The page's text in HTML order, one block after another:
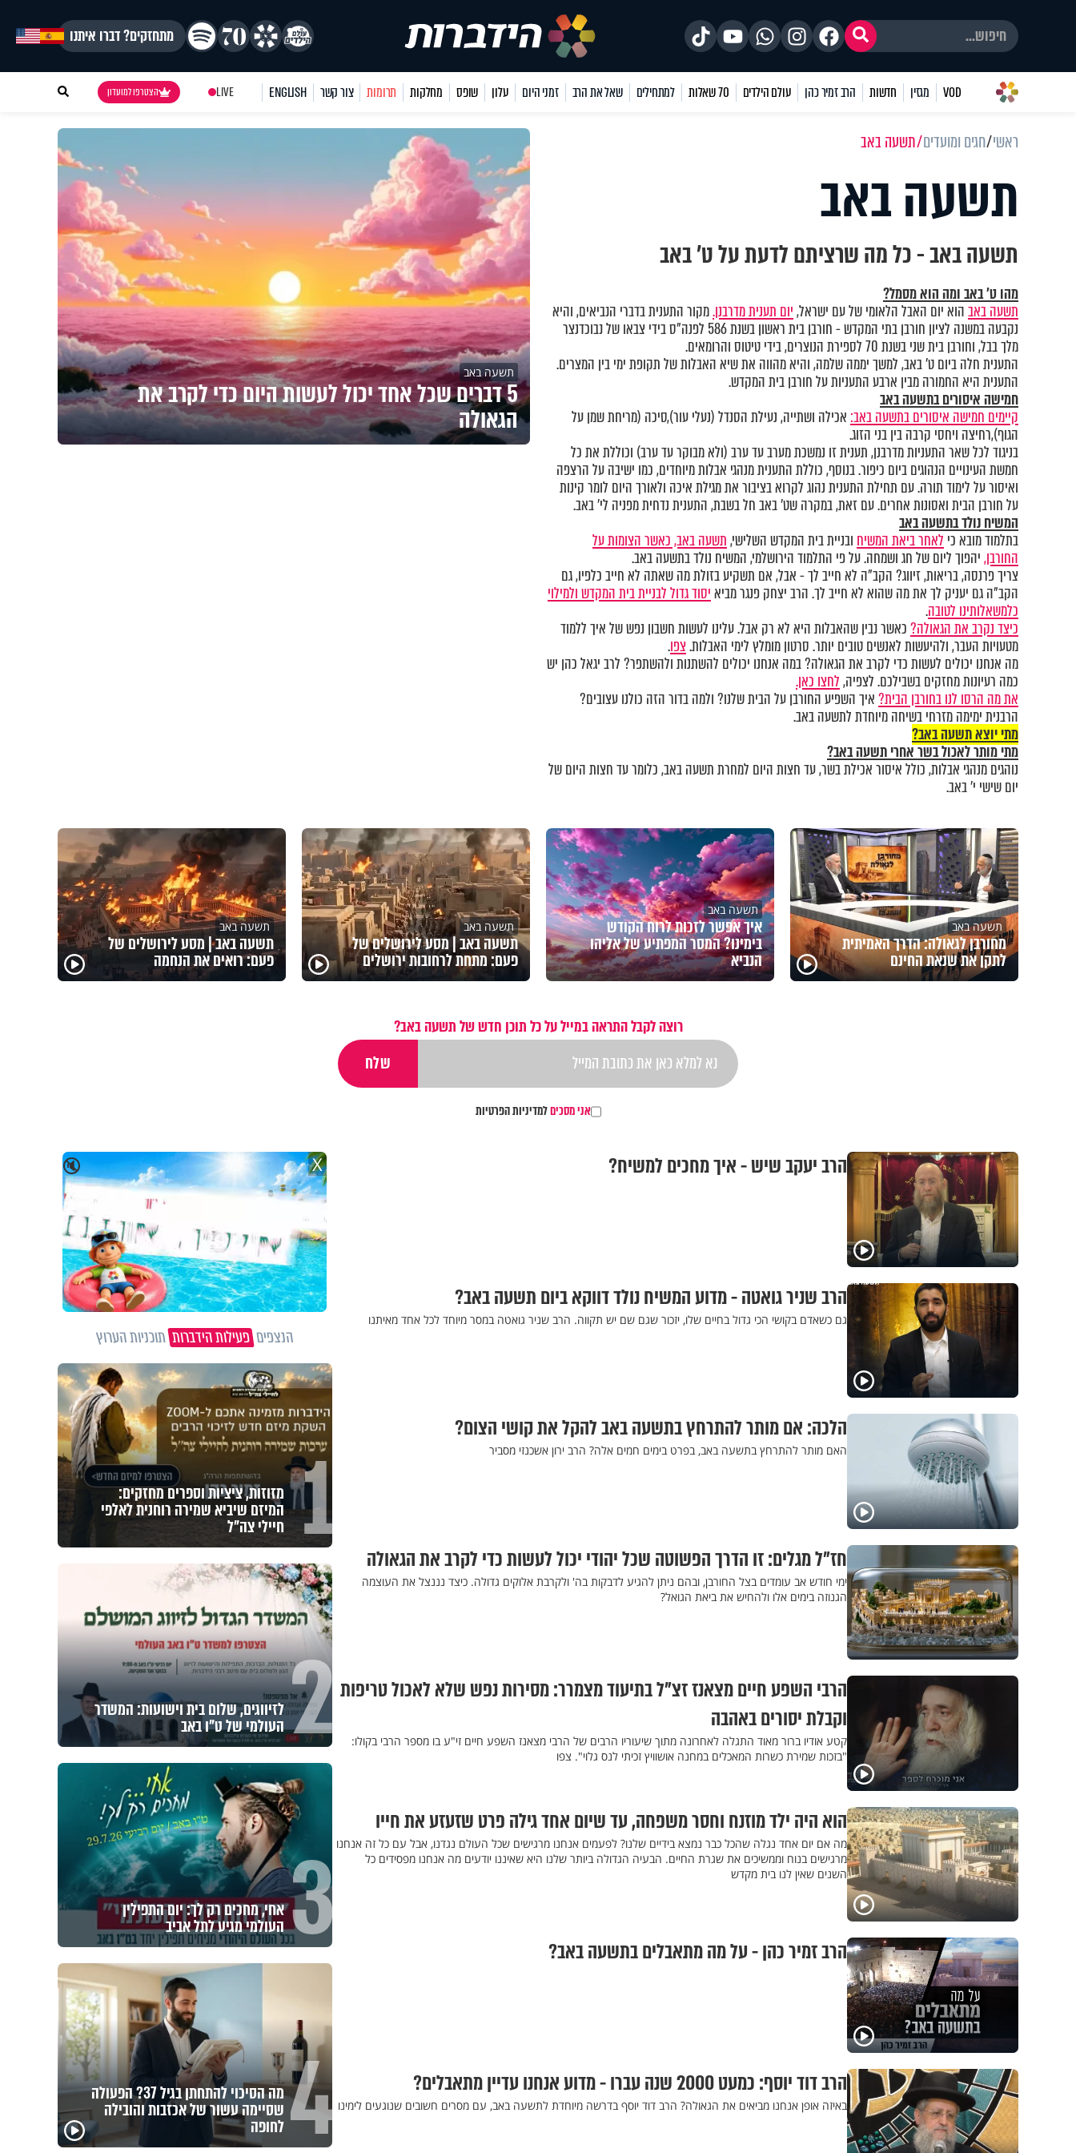
מתחזקים? דברו איתנו
VOD מגזין חדשות הרב זמיר כהן עולם הילדים 70 שאלות למתחילים שאל את הרב זמני היום עלון שופס מחלקות תרומות צור קשר ENGLISH
LIVE הצטרפו למועדון
ראשי חגים ומועדים תשעה באב
תשעה באב
תשעה באב - כל מה שרציתם לדעת על ט’ באב
מהו ט’ באב ומה הוא מסמל?
תשעה באבהוא יום האבל הלאומי של עם ישראל,יום תענית מדרבנן.מקור התענית בדברי הנביאים, והיא
נקבעה במשנה לציון חורבן בתי המקדש - חורבן בית ראשון בשנת 586 לפנה"ס בידי צבאו של נבוכדנצר
מלך בבל, וחורבן בית שני בשנת 70 לספירת הנוצרים, בידי טיטוס והרומאים.
התענית חלה ביום ט' באב, למשך יממה שלמה, והיא מהווה את שיא האבלות של תקופת ימי בין המצרים.
התענית היא החמורה מבין ארבע התעניות על חורבן בית המקדש.
חמישה איסורים בתשעה באב
קיימים חמישה איסורים בתשעה באב: אכילה ושתייה, נעילת הסנדל (נעלי עור),סיכה (מריחת שמן על
הגוף),רחיצה ויחסי קרבה בין בני הזוג.
בניגוד לכל שאר התעניות מדרבנן, תענית זו נמשכת מערב עד ערב (ולא מבוקר עד ערב) וכוללת את כל
חמשת העינויים הנהוגים ביום כיפור. בנוסף, כוללת התענית מנהגי אבלות מיוחדים, כמו ישיבה על הרצפה
ואיסור על לימוד תורה. עם תחילת התענית נהוג לקרוא בציבור את מגילת איכה ולאורך היום לומר קינות
על חורבן הבית ואסונות אחרים. עם זאת, במקרה שט' באב חל בשבת, התענית נדחית מפניה לי' באב.
המשיח נולד בתשעה באב
בתלמוד מובא כי לאחר ביאת המשיח ובניית בית המקדש השלישי,תשעה באב, כאשר הצומות על
החורבן,יהפוך ליום של חג ושמחה‏. על פי התלמוד הירושלמי, המשיח נולד בתשעה באב.
צריך פרנסה, בריאות, זיווג? הקב"ה לא חייב לך - אבל, אם תשקיע בזולת מה שאתה לא חייב כלפיו, גם
הקב"ה גם יעניק לך את מה שהוא לא חייב לך. הרב יצחק פנגר מביאיסוד גדול לבניית בית המקדש ולמילוי
כלמשאלותינו לטובה.
כיצד נקרב את הגאולה?כאשר נבין שהאבלות היא לא רק אבל. עלינו לעשות חשבון נפש של איך ללמוד
מטעויות העבר, ולהיעשות לאנשים טובים יותר. סרטון מומלץ לימי האבלות.צפו.
מה אנחנו יכולים לעשות כדי לקרב את הגאולה? במה אנחנו יכולים להשתנות ולהשתפר? לרב יגאל כהן יש
כמה רעיונות מחזקים בשבילכם. לצפיה,לחצו כאן.
את מה הרסו לנו בחורבן הבית?איך השפיע החורבן על הבית שלנו? ולמה בדור הזה כולנו עצובים?
הרבנית ימימה מזרחי בשיחה מיוחדת לתשעה באב.
מתי יוצא תשעה באב?
מתי מותר לאכול בשר אחרי תשעה באב?
נוהגים מנהגי אבלות, כולל איסור אכילת בשר, עד חצות היום למחרת תשעה באב, כלומר עד חצות היום של
יום שישי י' באב.
תשעה באב
5 דברים שכל אחד יכול לעשות היום כדי לקרב את
הגאולה
תשעה באב
מחורבן לגאולה: הדרך האמיתית
לתקן את שנאת החינם
תשעה באב
איך אפשר לזכות לרוח הקודש
בימינו? המסר המפתיע של אליהו
הנביא
תשעה באב
תשעה באב | מסע לירושלים של
פעם: מתחת לרחובות ירושלים
תשעה באב
תשעה באב | מסע לירושלים של
פעם: רואים את הנחמה
רוצה לקבל התראה במייל על כל תוכן חדש של תשעה באב?
אני מסכיםלמדיניות הפרטיות
הרב יעקב שיש - איך מחכים למשיח?
הרב שניר גואטה - מדוע המשיח נולד דווקא ביום תשעה באב?
גם כשאדם בקושי הכי גדול בחיים שלו, יזכור שגם שם יש תקווה. הרב שניר גואטה במסר מיוחד לכל אחד מאיתנו
הלכה: אם מותר להתרחץ בתשעה באב להקל את קושי הצום?
האם מותר להתרחץ בתשעה באב, בפרט בימים חמים אלה? הרב ירון אשכנזי מסביר
חז"ל מגלים: זו הדרך הפשוטה שכל יהודי יכול לעשות כדי לקרב את הגאולה
ימי חודש אב עומדים בצל החורבן, ובהם ניתן להגיע לדבקות בה' ולקרבת אלוקים גדולה. כיצד נננצל את העוצמה
הגנוזה בימים אלו ולהחיש את ביאת הגואל?
הרבי השפע חיים מצאנז זצ"ל בתיעוד מצמרר: מסירות נפש שלא לאכול טריפות
וקבלת יסורים באהבה
קטע אודיו ברור מאוד התגלה לאחרונה מתוך שיעוריו הרבים של הרבי מצאנז השפע חיים זי"ע בו מספר הרבי בקולו:
"בזכות שמירת כשרות המאכלים במחנה אושוויץ זכיתי לנס גלוי". צפו
הוא היה ילד מוזנח וחסר משפחה, עד שיום אחד גילה פרט שזעזע את חייו
מה אם יום אחד נגלה שהכל כבר נמצא בידיים שלנו? לפעמים אנחנו מרגישים שכל העולם נגדנו, אבל עם כל זה אנחנו
מרגישים בנוח וממשיכים את שגרת החיים. הבעיה הגדולה ביותר שלנו היא שאיננו יודעים מה אנחנו מפסידים כל
השנים שאין לנו בית מקדש
הרב זמיר כהן - על מה מתאבלים בתשעה באב?
הרב דוד יוסף: כמעט 2000 שנה עברו - מדוע אנחנו עדיין מתאבלים?
באיזה אופן אנחנו מביאים את הגאולה? הרב דוד יוסף בדרשה מיוחדת לתשעה באב, עם מסרים חשובים שנוגעים לימינו
🔇 X
הנצפיםפעילות הידברותתוכניות הערוץ
1 מזוזות, ציציות וספרים מחזקים:
המיזם שיביא שמירה רוחנית לאלפי
חיילי צה"ל
2 לזיווגים, שלום בית וישועות: המשדר
העולמי של ט"ו באב
3 אחי, מחכים רק לך: יום התפילין
העולמי מגיע לתל אביב
4 מה הסיכוי להתחתן בגיל 37? הפעולה
שסיימה עשור של אכזבות והובילה
לחופה
במבט לאחור - האם
התקופה הקשה הייתה
איך ייתכן שיש אנשים
שיודעים שהתורה אמת,